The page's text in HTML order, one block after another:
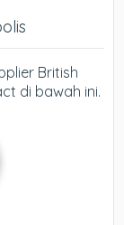
British
di bawah ini.